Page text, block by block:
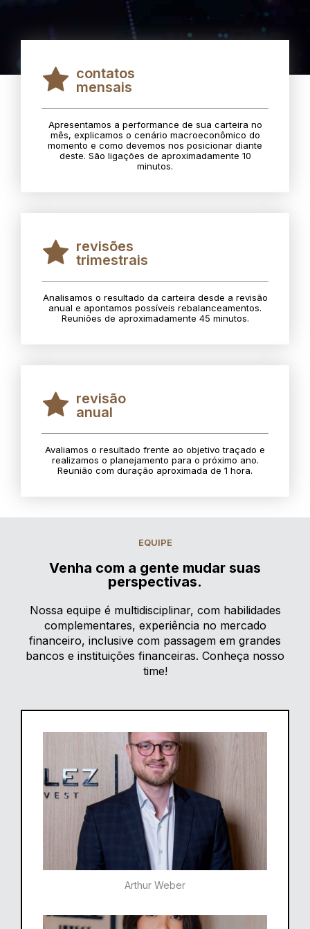
contatos
mensais
Apresentamos a performance de sua carteira no
mês, explicamos o cenário macroeconômico do
momento e como devemos nos posicionar diante
deste. São ligações de aproximadamente 10
minutos.
revisões
trimestrais
Analisamos o resultado da carteira desde a revisão
anual e apontamos possíveis rebalanceamentos.
Reuniões de aproximadamente 45 minutos.
revisão
anual
Avaliamos o resultado frente ao objetivo traçado e
realizamos o planejamento para o próximo ano.
Reunião com duração aproximada de 1 hora.
EQUIPE
Venha com a gente mudar suas
perspectivas.
Nossa equipe é multidisciplinar, com habilidades
complementares, experiência no mercado
financeiro, inclusive com passagem em grandes
bancos e instituições financeiras. Conheça nosso
time!
Arthur Weber